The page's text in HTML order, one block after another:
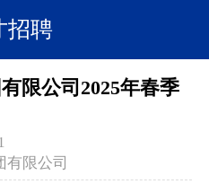
招聘
限公司2025年春季
有限公司